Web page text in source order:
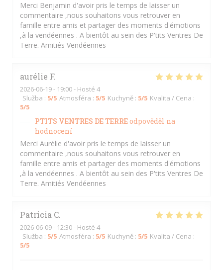
Merci Benjamin d'avoir pris le temps de laisser un
commentaire ,nous souhaitons vous retrouver en
famille entre amis et partager des moments d'émotions
,à la vendéennes . A bientôt au sein des P'tits Ventres De
Terre. Amitiés Vendéennes
aurélie F
2026-06-19- 19:00 - Hosté 4
Služba : 5/5 Atmosféra : 5/5 Kuchyně : 5/5 Kvalita / Cena :
5/5
PTITS VENTRES DE TERREodpověděl na
hodnocení
Merci Aurélie d'avoir pris le temps de laisser un
commentaire ,nous souhaitons vous retrouver en
famille entre amis et partager des moments d'émotions
,à la vendéennes . A bientôt au sein des P'tits Ventres De
Terre. Amitiés Vendéennes
Patricia C
2026-06-09- 12:30 - Hosté 4
Služba : 5/5 Atmosféra : 5/5 Kuchyně : 5/5 Kvalita / Cena :
5/5